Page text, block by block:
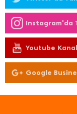
Instagram'da
Youtube
Google